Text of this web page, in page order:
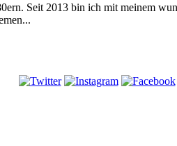
Seit 2013 bin ich mit meinem